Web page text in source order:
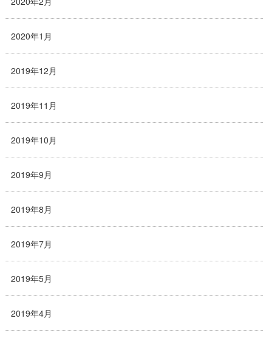
2020年1月
2019年12月
2019年11月
2019年10月
2019年9月
2019年8月
2019年7月
2019年5月
2019年4月